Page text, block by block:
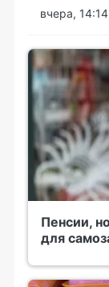
вчера, 14:14
Пенсии,
для